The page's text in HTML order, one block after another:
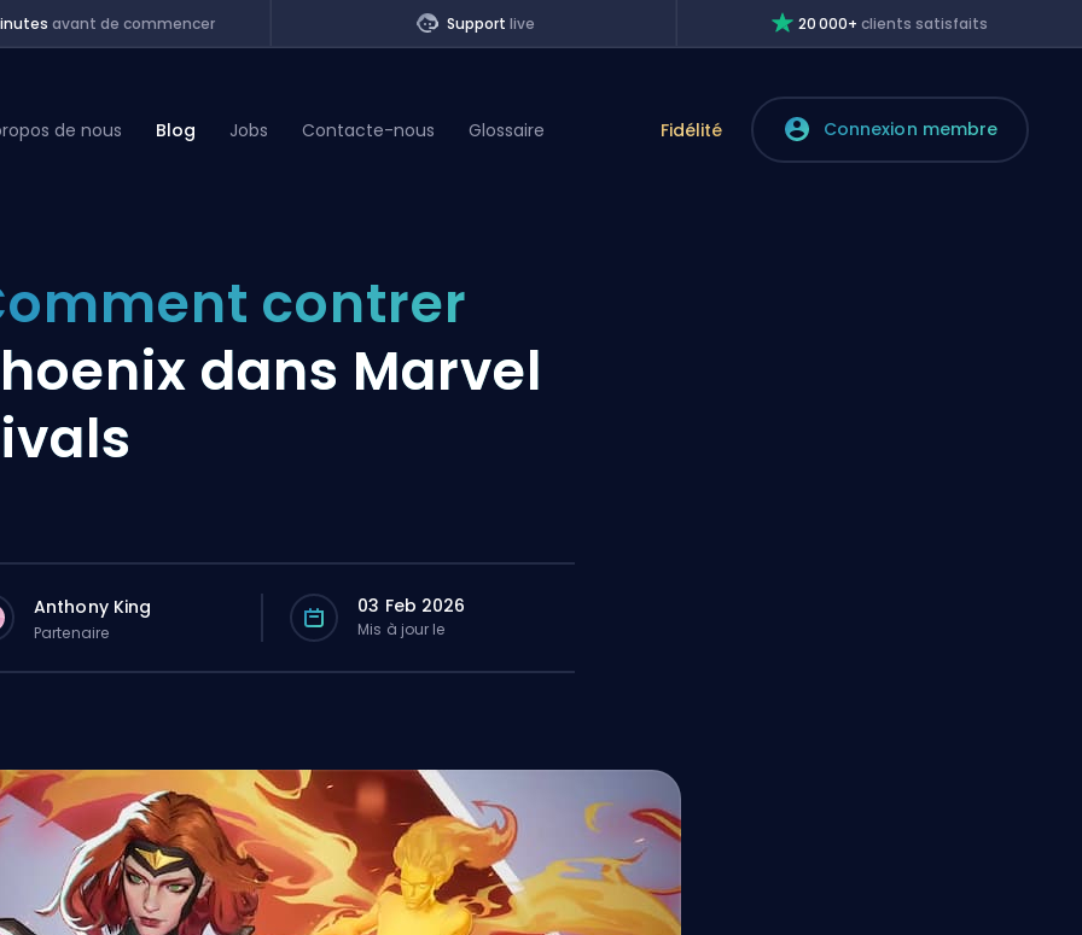
avant de commencer Support live 20 000+clients satisfaits
de nous Blog Jobs Contacte-nous Glossaire Fidélité Connexion membre
contrer
dans Marvel
Anthony King
Partenaire
03 Feb 2026
Mis à jour le